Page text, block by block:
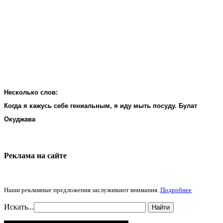
Несколько слов:
Когда я кажусь себе гениальным, я иду мыть посуду. Булат
Окуджава
Реклама на cайте
Наши рекламные предложения заслуживают внимания. Подробнее
Искать... Найти